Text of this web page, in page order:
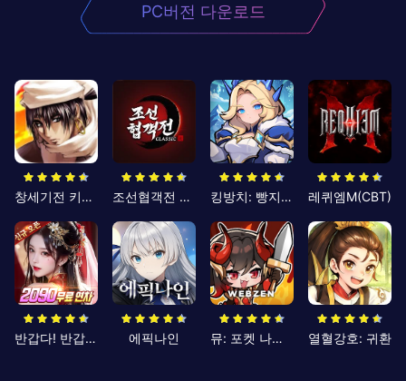
PC버전 다운로드
창세기전 키우기 조선협객전 클래식 킹방치: 빵지의 제왕 레퀴엠M(CBT)
반갑다! 반갑삼국지 에픽나인 뮤: 포켓 나이츠 열혈강호: 귀환